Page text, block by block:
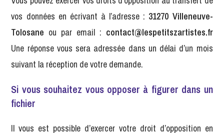
vos données en écrivant à l’adresse : 31270 Villeneuve-
Tolosane ou par email : contact@lespetitszartistes.fr
Une réponse vous sera adressée dans un délai d’un mois
suivant la réception de votre demande.
Si vous souhaitez vous opposer à figurer dans un
fichier
Il vous est possible d’exercer votre droit d’opposition en